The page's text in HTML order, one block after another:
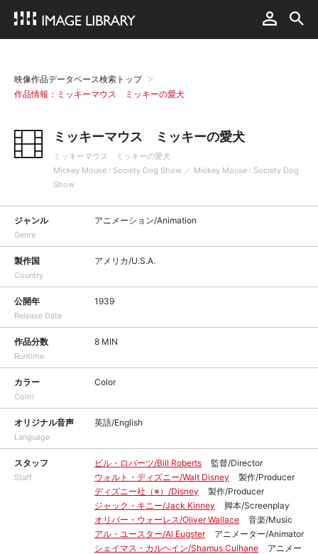
映像作品データベース検索トップ
作品情報：ミッキーマウス ミッキーの愛犬
ミッキーマウス ミッキーの愛犬
ミッキーマウス ミッキーの愛犬
Mickey Mouse : Society Dog Show ／ Mickey Mouse : Society Dog
Show
ジャンル
Genre
アニメーション/Animation
製作国
Country
アメリカ/U.S.A.
公開年
Release Date
1939
作品分数
Runtime
8 MIN
カラー
Color
Color
オリジナル音声
Language
英語/English
スタッフ
Staff
ビル・ロバーツ/Bill Roberts
監督/Director
ウォルト・ディズニー/Walt Disney
製作/Producer
ディズニー社（※）/Disney
製作/Producer
ジャック・キニー/Jack Kinney
脚本/Screenplay
オリバー・ウォーレス/Oliver Wallace
音楽/Music
アル・ユースター/Al Eugster
アニメーター/Animator
シェイマス・カルヘイン/Shamus Culhane
アニメー